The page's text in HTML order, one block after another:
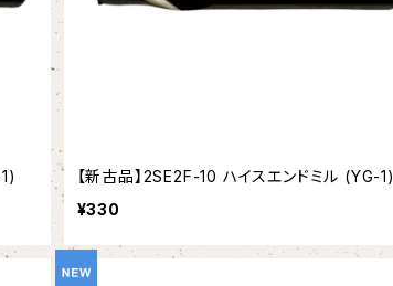
【新古品】2SE2F-10 ハイスエンドミル (YG-1)
¥330